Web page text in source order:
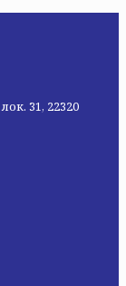
31, 22320